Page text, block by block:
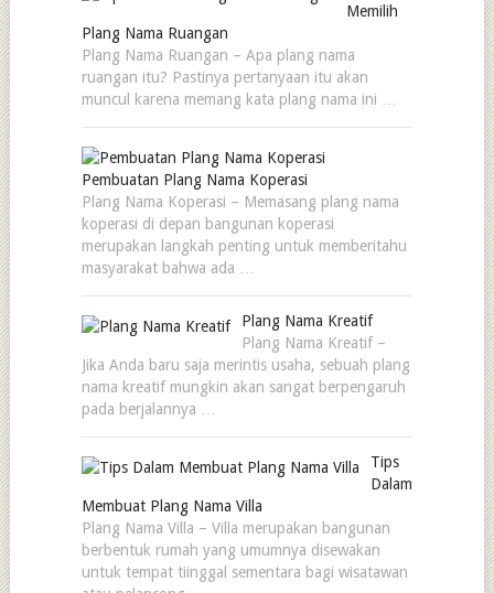
Memilih
Plang Nama Ruangan
Plang Nama Ruangan – Apa plang nama
ruangan itu? Pastinya pertanyaan itu akan
muncul karena memang kata plang nama ini …
Pembuatan Plang Nama Koperasi
Plang Nama Koperasi – Memasang plang nama
koperasi di depan bangunan koperasi
merupakan langkah penting untuk memberitahu
masyarakat bahwa ada …
Plang Nama Kreatif
Plang Nama Kreatif –
Jika Anda baru saja merintis usaha, sebuah plang
nama kreatif mungkin akan sangat berpengaruh
pada berjalannya …
Tips
Dalam
Membuat Plang Nama Villa
Plang Nama Villa – Villa merupakan bangunan
berbentuk rumah yang umumnya disewakan
untuk tempat tiinggal sementara bagi wisatawan